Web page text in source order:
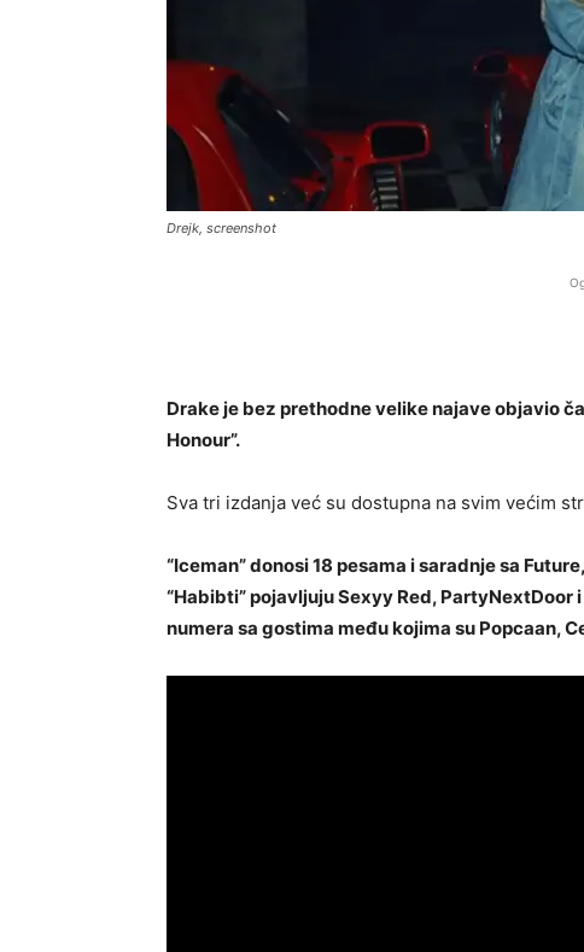
Drejk, screenshot
Drake je bez prethodne velike najave objavio
Honour”.
Sva tri izdanja već su dostupna na svim većim
“Iceman” donosi 18 pesama i saradnje sa
“Habibti” pojavljuju Sexyy Red, PartyNextDoor
numera sa gostima među kojima su Popcaan,